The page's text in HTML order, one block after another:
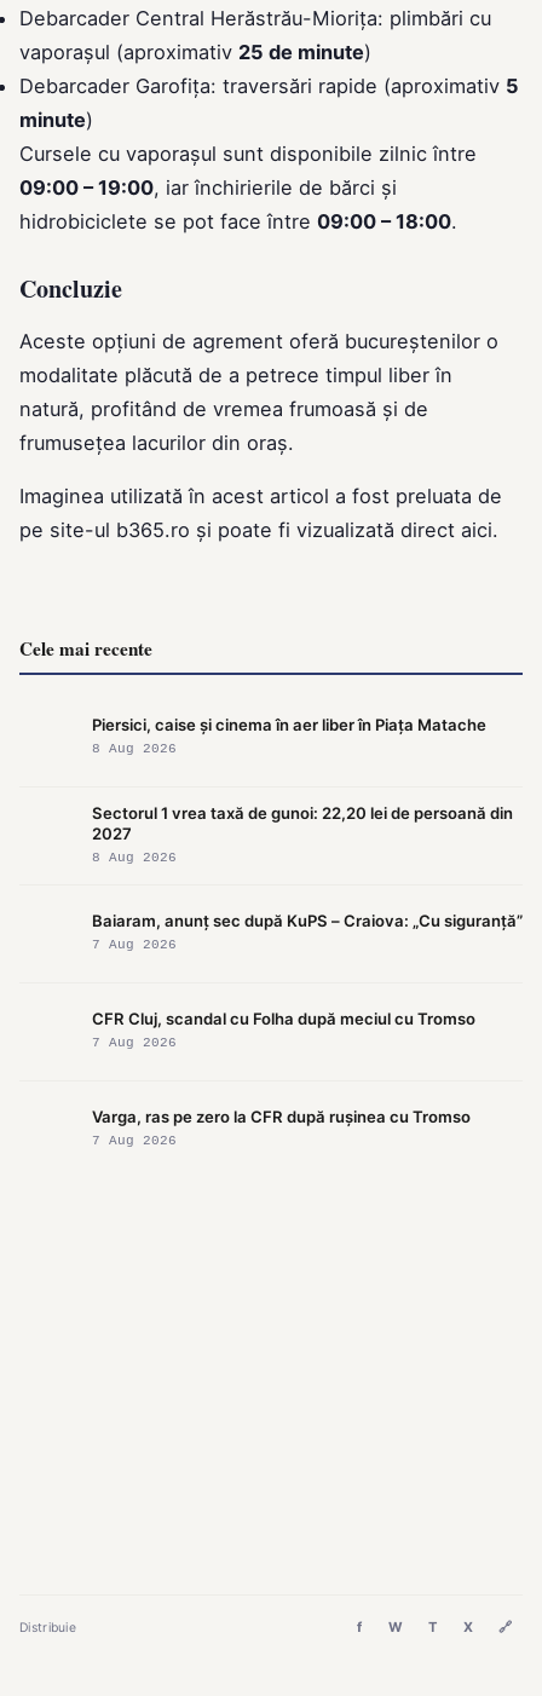
Debarcader Central Herăstrău-Miorița: plimbări cu
vaporașul (aproximativ 25 de minute)
Debarcader Garofița: traversări rapide (aproximativ 5
minute)
Cursele cu vaporașul sunt disponibile zilnic între
09:00 – 19:00, iar închirierile de bărci și
hidrobiciclete se pot face între 09:00 – 18:00.
Concluzie
Aceste opțiuni de agrement oferă bucureștenilor o
modalitate plăcută de a petrece timpul liber în
natură, profitând de vremea frumoasă și de
frumusețea lacurilor din oraș.
Imaginea utilizată în acest articol a fost preluata de
pe site-ul b365.ro și poate fi vizualizată direct aici.
Cele mai recente
Piersici, caise și cinema în aer liber în Piața Matache
8 Aug 2026
Sectorul 1 vrea taxă de gunoi: 22,20 lei de persoană din
2027
8 Aug 2026
Baiaram, anunț sec după KuPS – Craiova: „Cu siguranță”
7 Aug 2026
CFR Cluj, scandal cu Folha după meciul cu Tromso
7 Aug 2026
Varga, ras pe zero la CFR după rușinea cu Tromso
7 Aug 2026
Distribuie f W T X 🔗